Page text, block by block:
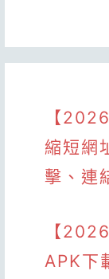
【
縮短網
擊、連
【
APK下